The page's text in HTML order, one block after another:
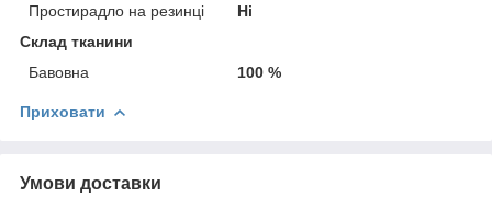
Простирадло на резинці
Ні
Склад тканини
Бавовна
100 %
Приховати
Умови доставки